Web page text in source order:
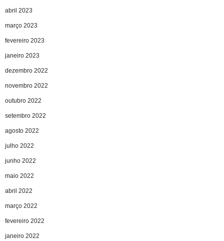
abril 2023
março 2023
fevereiro 2023
janeiro 2023
dezembro 2022
novembro 2022
outubro 2022
setembro 2022
agosto 2022
julho 2022
junho 2022
maio 2022
abril 2022
março 2022
fevereiro 2022
janeiro 2022